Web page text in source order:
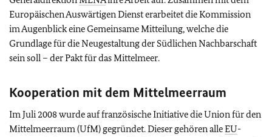
Europäischen Auswärtigen Dienst erarbeitet die Kommission
im Augenblick eine Gemeinsame Mitteilung, welche die
Grundlage für die Neugestaltung der Südlichen Nachbarschaft
sein soll – der Pakt für das Mittelmeer.
Kooperation mit dem Mittelmeerraum
Im Juli 2008 wurde auf französische Initiative die Union für den
Mittelmeerraum (UfM) gegründet. Dieser gehören alleEU-